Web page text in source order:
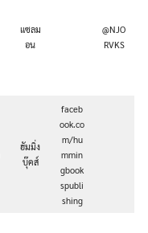
แซลม
อน
@NJO
RVKS
ฮัมมิ่ง
บุ๊คส์
faceb
ook.co
m/hu
mmin
gbook
spubli
shing